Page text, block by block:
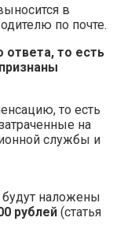
в
по почте.
ответа, то есть
то есть
на
службы и
наложены
рублей (статья